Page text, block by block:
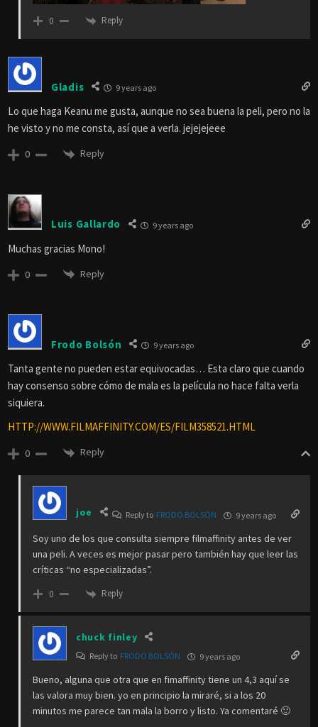
0 Reply
Gladis 9 years ago
Lo que haga Keanu me gusta, aunque no sea buena la peli, pero no la
he visto y no me consta, así que a verla. jejejejeee
0 Reply
Luis Gallardo 9 years ago
Muchas gracias Mono!
0 Reply
Frodo Bolsón 9 years ago
Tanta gente no pueden estar equivocadas… Esta claro que cuando
hay consenso sobre cómo de mala es la película no hace falta verla
siquiera.
HTTP://WWW.FILMAFFINITY.COM/ES/FILM358521.HTML
0 Reply
joe Reply to FRODO BOLSÓN 9 years ago
Soy uno de los que consulta siempre filmaffinity antes de ver
una peli. A veces es mejor pasar pero también hay que leer las
críticas “no especializadas”.
0 Reply
chuck finley
Reply to FRODO BOLSÓN 9 years ago
Bueno, alguna que otra que en fimaffinity tiene un 4,3 aquí se
las valora muy bien. yo en principio la miraré, si a los 20
minutos me parece tan mala la borro y listo. Ya comentaré 🙂